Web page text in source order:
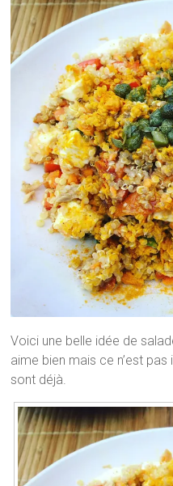
Voici une belle idée de
aime bien mais ce n’est
sont déjà.